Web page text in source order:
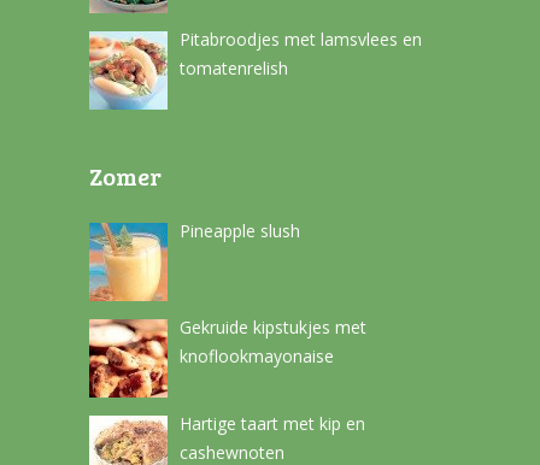
Pitabroodjes met lamsvlees en
tomatenrelish
Zomer
Pineapple slush
Gekruide kipstukjes met
knoflookmayonaise
Hartige taart met kip en
cashewnoten